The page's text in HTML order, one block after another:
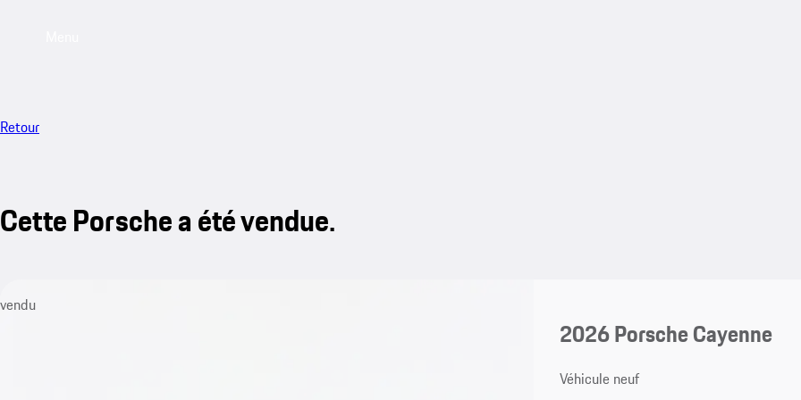
Retour
Cette Porsche a été vendue.
vendu
2026 Porsche Cayenne
Véhicule neuf